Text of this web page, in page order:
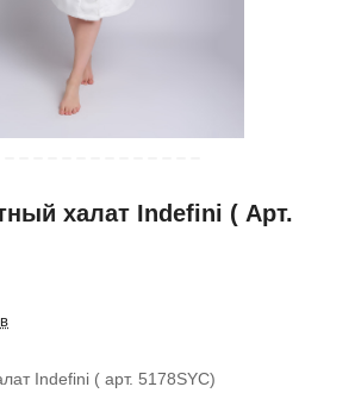
халат Indefini ( Арт.
Indefini ( арт. 5178SYC)